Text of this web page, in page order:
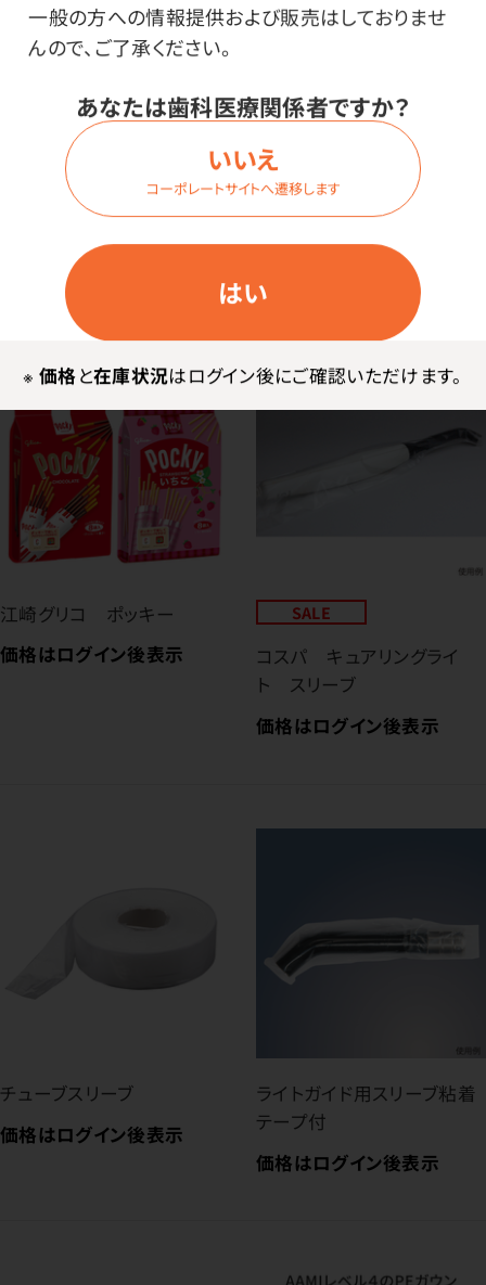
一般の方への情報提供および販売はしておりませ
んので、ご了承ください。
あなたは歯科医療関係者ですか？
はい
いいえ
コーポレートサイトへ遷移します
※ 価格と在庫状況はログイン後にご確認いただけます。
江崎グリコ DONBURI亭
価格はログイン後表示
江崎グリコ メンタルバラン
スチョコレート GABA
価格はログイン後表示
江崎グリコ ポッキー
価格はログイン後表示
SALE
コスパ キュアリングライ
ト スリーブ
価格はログイン後表示
チューブスリーブ
価格はログイン後表示
ライトガイド用スリーブ粘着
テープ付
価格はログイン後表示